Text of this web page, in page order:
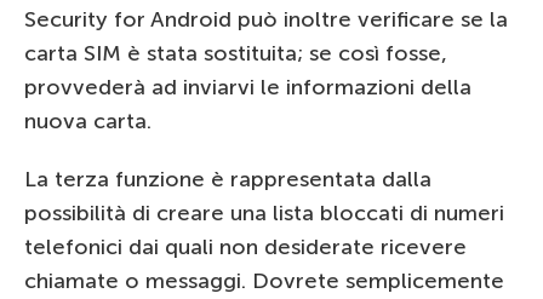
Security for Android può inoltre verificare se la
carta SIM è stata sostituita; se così fosse,
provvederà ad inviarvi le informazioni della
nuova carta.
La terza funzione è rappresentata dalla
possibilità di creare una lista bloccati di numeri
telefonici dai quali non desiderate ricevere
chiamate o messaggi. Dovrete semplicemente